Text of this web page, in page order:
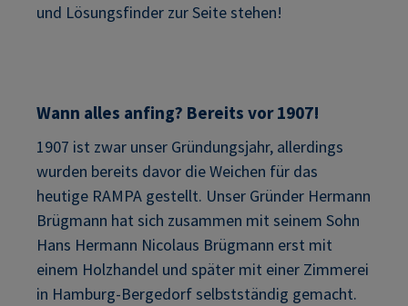
und Lösungsfinder zur Seite stehen!
Wann alles anfing? Bereits vor 1907!
1907 ist zwar unser Gründungsjahr, allerdings
wurden bereits davor die Weichen für das
heutige RAMPA gestellt. Unser Gründer Hermann
Brügmann hat sich zusammen mit seinem Sohn
Hans Hermann Nicolaus Brügmann erst mit
einem Holzhandel und später mit einer Zimmerei
in Hamburg-Bergedorf selbstständig gemacht.